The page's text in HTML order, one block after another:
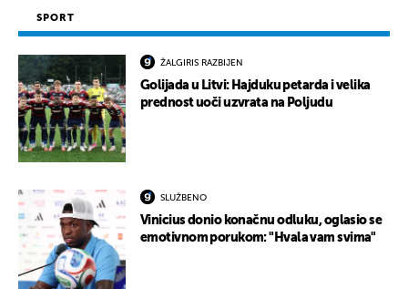
SPORT
ŽALGIRIS RAZBIJEN
Golijada u Litvi: Hajduku petarda i velika
prednost uoči uzvrata na Poljudu
SLUŽBENO
Vinicius donio konačnu odluku, oglasio se
emotivnom porukom: "Hvala vam svima"